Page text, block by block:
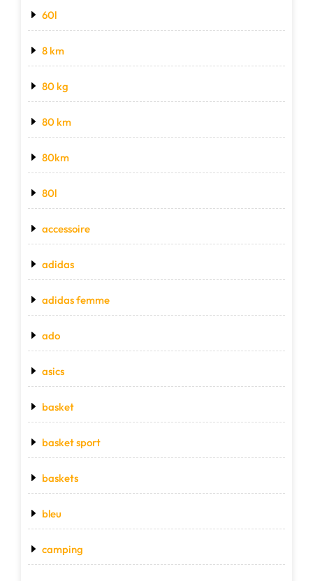
60l
8 km
80 kg
80 km
80km
80l
accessoire
adidas
adidas femme
ado
asics
basket
basket sport
baskets
bleu
camping